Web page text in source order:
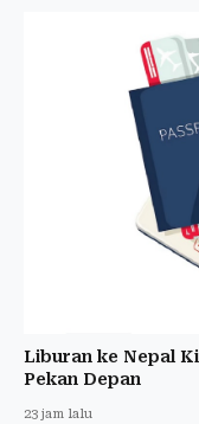
Liburan ke Nepal
Pekan Depan
23 jam lalu